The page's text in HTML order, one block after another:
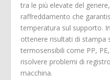
tra le più elevate del
raffreddamento che
temperatura sul supporto.
ottenere risultati di stampa
termosensibili come PP,
risolvere problemi di
macchina.